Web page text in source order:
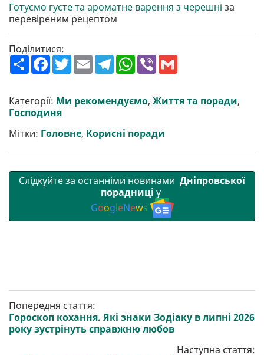
Готуємо густе та ароматне варення з черешні за
перевіреним рецептом
Поділитися:
П
о
р
и
т
F
a
b
o
o
T
w
e
E
m
l
T
e
g
r
W
h
s
A
V
r l
Категорії: Ми рекомендуємо, Життя та поради,
Господиня
Мітки: Головне, Корисні поради
Слідкуйте за останніми новинами Дніпровської
порадниці у
GoogleNews
Попередня стаття:
Гороскоп кохання. Які знаки Зодіаку в липні 2026
року зустрінуть справжню любов
Наступна стаття: